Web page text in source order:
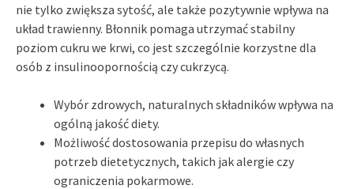
nie tylko zwiększa sytość, ale także pozytywnie wpływa na
układ trawienny. Błonnik pomaga utrzymać stabilny
poziom cukru we krwi, co jest szczególnie korzystne dla
osób z insulinoopornością czy cukrzycą.
Wybór zdrowych, naturalnych składników wpływa na
ogólną jakość diety.
Możliwość dostosowania przepisu do własnych
potrzeb dietetycznych, takich jak alergie czy
ograniczenia pokarmowe.